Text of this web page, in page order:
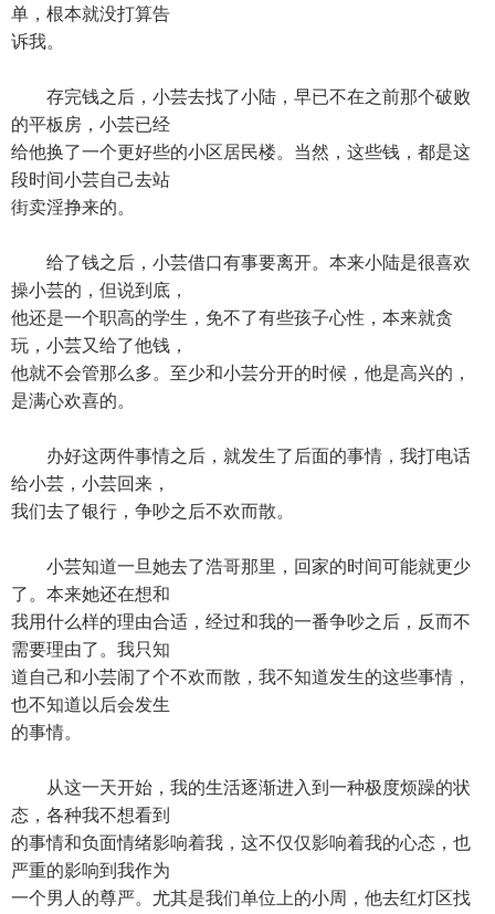
单，根本就没打算告
诉我。
存完钱之后，小芸去找了小陆，早已不在之前那个破败
的平板房，小芸已经
给他换了一个更好些的小区居民楼。当然，这些钱，都是这
段时间小芸自己去站
街卖淫挣来的。
给了钱之后，小芸借口有事要离开。本来小陆是很喜欢
操小芸的，但说到底，
他还是一个职高的学生，免不了有些孩子心性，本来就贪
玩，小芸又给了他钱，
他就不会管那么多。至少和小芸分开的时候，他是高兴的，
是满心欢喜的。
办好这两件事情之后，就发生了后面的事情，我打电话
给小芸，小芸回来，
我们去了银行，争吵之后不欢而散。
小芸知道一旦她去了浩哥那里，回家的时间可能就更少
了。本来她还在想和
我用什么样的理由合适，经过和我的一番争吵之后，反而不
需要理由了。我只知
道自己和小芸闹了个不欢而散，我不知道发生的这些事情，
也不知道以后会发生
的事情。
从这一天开始，我的生活逐渐进入到一种极度烦躁的状
态，各种我不想看到
的事情和负面情绪影响着我，这不仅仅影响着我的心态，也
严重的影响到我作为
一个男人的尊严。尤其是我们单位上的小周，他去红灯区找